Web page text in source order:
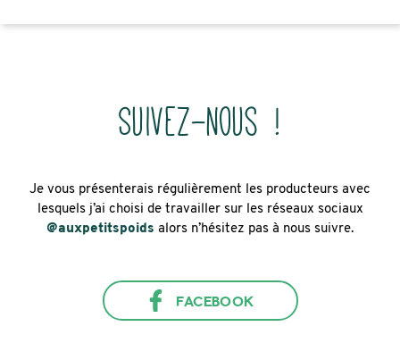
Suivez-nous !
Je vous présenterais régulièrement les producteurs avec
lesquels j’ai choisi de travailler sur les réseaux sociaux
@auxpetitspoids alors n’hésitez pas à nous suivre.
FACEBOOK